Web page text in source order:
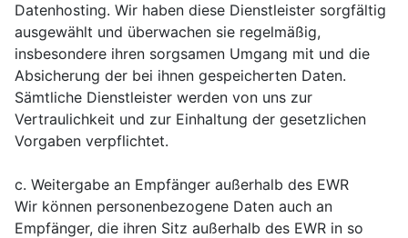
Datenhosting. Wir haben diese Dienstleister sorgfältig
ausgewählt und überwachen sie regelmäßig,
insbesondere ihren sorgsamen Umgang mit und die
Absicherung der bei ihnen gespeicherten Daten.
Sämtliche Dienstleister werden von uns zur
Vertraulichkeit und zur Einhaltung der gesetzlichen
Vorgaben verpflichtet.
c. Weitergabe an Empfänger außerhalb des EWR
Wir können personenbezogene Daten auch an
Empfänger, die ihren Sitz außerhalb des EWR in so